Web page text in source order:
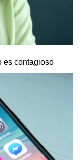
es contagioso